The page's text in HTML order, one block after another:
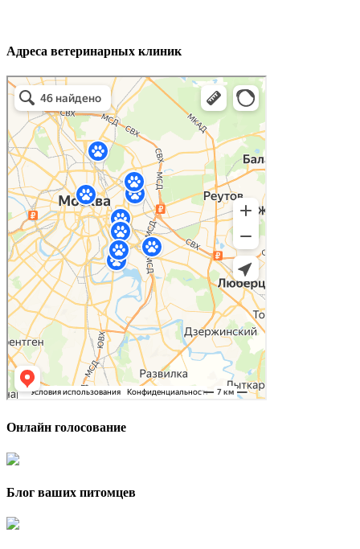
Адреса ветеринарных клиник
Онлайн голосование
Блог ваших питомцев